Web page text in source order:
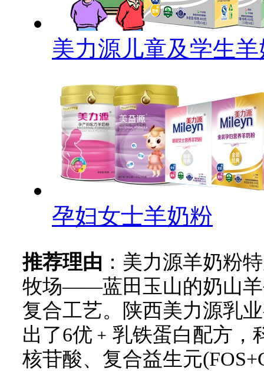
美力源儿童及学生
孕妇女士羊奶粉
推荐理由 ：美力源羊奶粉
牧场——蓝田玉山的奶山羊
复合工艺。陕西美力源乳
出了6优﹢乳铁蛋白配方，
核苷酸、复合益生元